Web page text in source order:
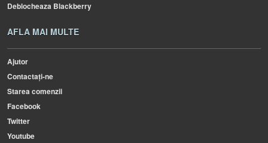
Deblocheaza Blackberry
AFLA MAI MULTE
Ajutor
Contactați-ne
Starea comenzii
Facebook
Twitter
Youtube